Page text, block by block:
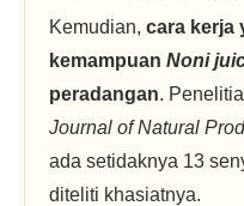
Kemudian, cara kerja
kemampuan Noni
peradangan.
Journal of Natural
ada setidaknya 13
diteliti khasiatnya.